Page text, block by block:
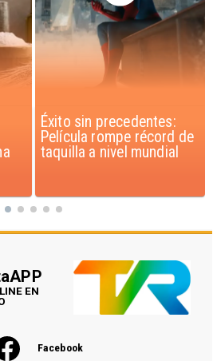
Corte Suprema confirma
pago de $1.000 millones
por caso ProCultura
Facebook
EN